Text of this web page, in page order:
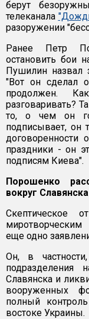
берут
телеканала
разоружении
Ранее Петр
остановить бои
Пушилин назвал
"Вот он сделал
продолжен.
разговаривать?
то, о чем он
подписывает, он
договоренности
праздники - он
подписям Киева".
Порошенко
вокруг Славянска
Скептическое
еще одно
Он, в
подразделения
Славянска и
вооруженных
полный
востоке Украины.